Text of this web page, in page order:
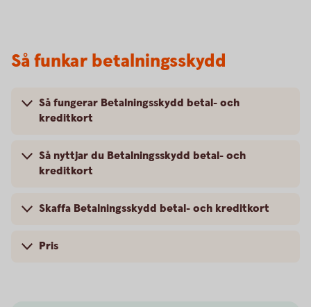
Så funkar betalningsskydd
Så fungerar Betalningsskydd betal- och
kreditkort
Så nyttjar du Betalningsskydd betal- och
kreditkort
Skaffa Betalningsskydd betal- och kreditkort
Pris